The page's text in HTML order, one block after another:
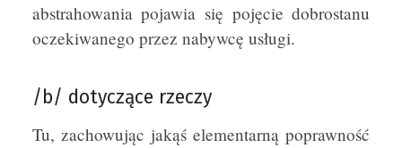
abstrahowania pojawia się pojęcie dobrostanu
oczekiwanego przez nabywcę usługi.
/b/ dotyczące rzeczy
Tu, zachowując jakąś elementarną poprawność